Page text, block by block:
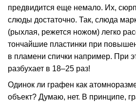
предвидится еще немало. Их,
слюды достаточно. Так, слюда
(рыхлая, режется ножом) легко
тончайшие пластинки при
в пламени спички например. При
разбухает в 18–25 раз!
Одинок ли графен как
объект? Думаю, нет. В принципе,